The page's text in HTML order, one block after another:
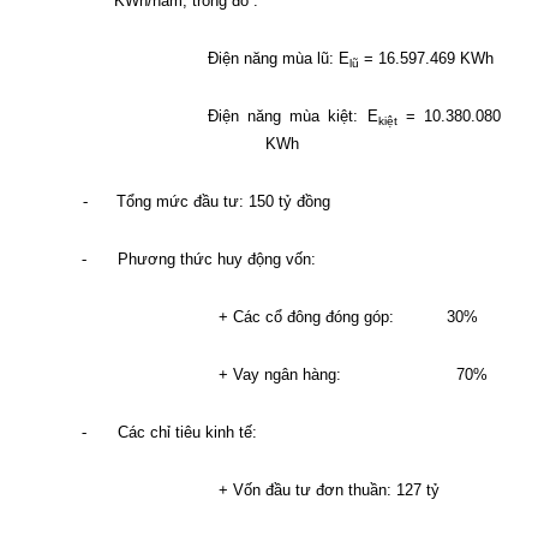
Điện năng mùa lũ: Elũ = 16.597.469 KWh
Điện năng mùa kiệt: Ekiệt= 10.380.080
KWh
- Tổng mức đầu tư: 150 tỷ đồng
- Phương thức huy động vốn:
+ Các cổ đông đóng góp: 30%
+ Vay ngân hàng: 70%
- Các chỉ tiêu kinh tế:
+ Vốn đầu tư đơn thuần: 127 tỷ